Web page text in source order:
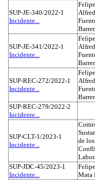
SUP-JE-340/2022-1
Incidente...
Felipe
SUP-JE-341/2022-1
Incidente...
Felipe
SUP-REC-272/2022-1
Incidente...
Felipe
SUP-REC-279/2022-2
Incidente...
SUP-CLT-1/2023-1
Incidente...
de los
SUP-JDC-45/2023-1
Incidente...
Mata